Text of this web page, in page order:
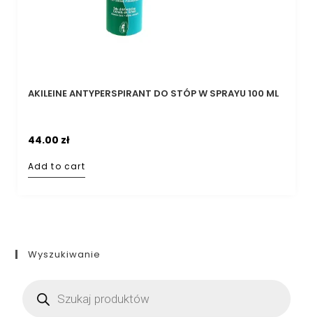
AKILEINE ANTYPERSPIRANT DO STÓP W SPRAYU 100 ML
44.00 zł
Add to cart
Wyszukiwanie